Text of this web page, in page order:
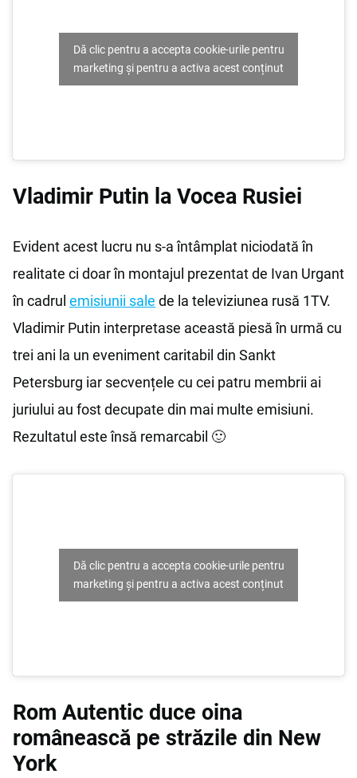
Dă clic pentru a accepta cookie-urile pentru
marketing și pentru a activa acest conținut
Vladimir Putin la Vocea Rusiei
Evident acest lucru nu s-a întâmplat niciodată în
realitate ci doar în montajul prezentat de Ivan Urgant
în cadrul emisiunii sale de la televiziunea rusă 1TV.
Vladimir Putin interpretase această piesă în urmă cu
trei ani la un eveniment caritabil din Sankt
Petersburg iar secvențele cu cei patru membrii ai
juriului au fost decupate din mai multe emisiuni.
Rezultatul este însă remarcabil 🙂
Dă clic pentru a accepta cookie-urile pentru
marketing și pentru a activa acest conținut
Rom Autentic duce oina
românească pe străzile din New
York